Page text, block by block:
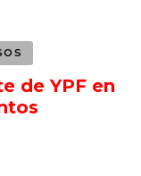
de YPF en